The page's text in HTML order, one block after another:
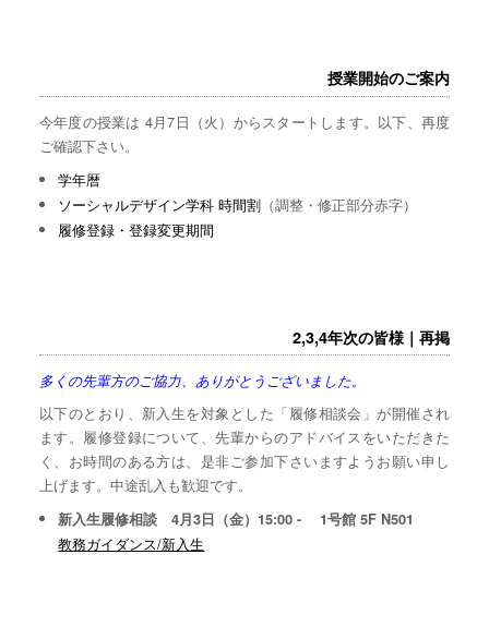
授業開始のご案内
今年度の授業は 4月7日（火）からスタートします。以下、再度
ご確認下さい。
学年暦
ソーシャルデザイン学科 時間割 （調整・修正部分赤字）
履修登録・登録変更期間
2,3,4年次の皆様｜再掲
多くの先輩方のご協力、ありがとうございました。
以下のとおり、新入生を対象とした「履修相談会」が開催され
ます。履修登録について、先輩からのアドバイスをいただきた
く、お時間のある方は、是非ご参加下さいますようお願い申し
上げます。中途乱入も歓迎です。
新入生履修相談 4月3日（金）15:00 - 1号館 5F N501
教務ガイダンス/新入生